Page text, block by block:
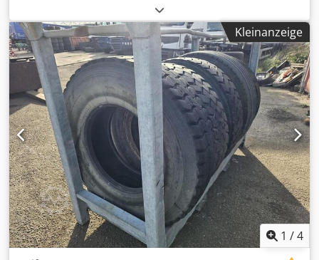
Terminal-Traktor-Reifen: 4 Stück mit 28 mm Profil, 1 Stück
mit 20 mm Profil. Dkodpex T Acnofx Aagjr
Kleinanzeige
1 /4